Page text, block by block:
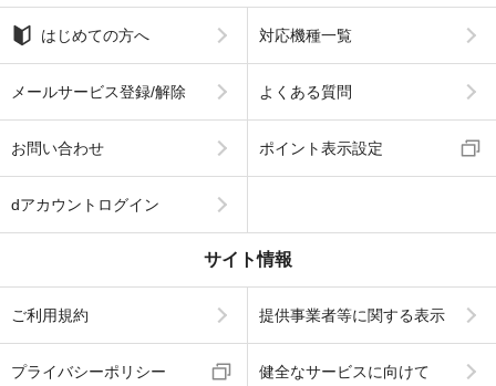
はじめての方へ 対応機種一覧
メールサービス登録/解除 よくある質問
お問い合わせ ポイント表示設定
dアカウントログイン
サイト情報
ご利用規約 提供事業者等に関する表示
プライバシーポリシー 健全なサービスに向けて